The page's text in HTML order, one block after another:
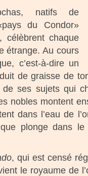
natifs de
du Condor»
célèbrent chaque
étrange. Au cours
c’est-à-dire un
de graisse de
de ses sujets qui
nobles montent
dans l’eau de
plonge dans
, qui est censé
le royaume de